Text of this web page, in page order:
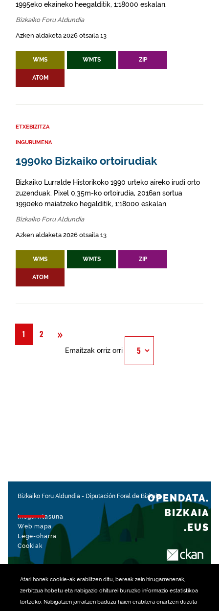
Atari honek cookie-ak erabiltzen ditu, bereak zein hirugarrenenak,
zerbitzua hobetu eta nabigazio ohiturei buruzko informazio estatistikoa
lortzeko. Nabigatzen jarraitzen baduzu haien erabilera onartzen duzula
1995eko ekaineko heegalditik, 1:18000 eskalan.
Bizkaiko Foru Aldundia
Azken aldaketa 2026 otsaila 13
WMS WMTS ZIP
ATOM
ETXEBIZITZA
INGURUMENA
1990ko Bizkaiko ortoirudiak
Bizkaiko Lurralde Historikoko 1990 urteko aireko irudi orto
zuzenduak. Pixel 0,35m-ko ortoirudia, 2016an sortua
1990eko maiatzeko hegalditik, 1:18000 eskalan.
Bizkaiko Foru Aldundia
Azken aldaketa 2026 otsaila 13
WMS WMTS ZIP
ATOM
1 2 »
Emaitzak orriz orri
Bizkaiko Foru Aldundia - Diputación Foral de Bizkaia
Irisgarritasuna
Web mapa
Lege-oharra
Cookiak
OPENDATA.
BIZKAIA
.EUS